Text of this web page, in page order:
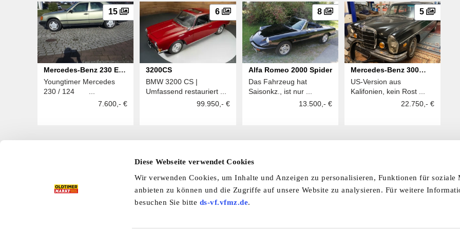
Diese Webseite verwendet Cookies
Wir verwenden Cookies, um Inhalte und Anzeigen zu personalisieren, Funktionen für soziale
anbieten zu können und die Zugriffe auf unsere Website zu analysieren. Für weitere
besuchen Sie bitte ds-vf.vfmz.de.
15
Mercedes-Benz 230 E
124
Youngtimer Mercedes
230 / 124 ...
7.600,- €
6
3200CS
BMW 3200 CS |
Umfassend restauriert ...
99.950,- €
8
Alfa Romeo 2000 Spider
Das Fahrzeug hat
Saisonkz., ist nur ...
13.500,- €
5
Mercedes-Benz 300
SEL
US-Version aus
Kalifonien, kein Rost ...
22.750,- €
Hier finden Sie mehr OLDTIMER MARKT
Folgen Sie uns auf unseren Social-Media-Seiten oder laden Sie unsere Termine-App herunter:
Facebook
Instagram| YouTube| Termine-App